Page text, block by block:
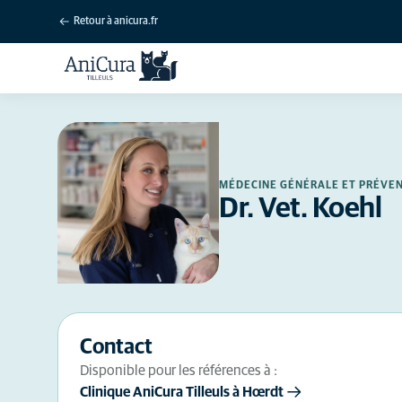
Retour à anicura.fr
MÉDECINE GÉNÉRALE ET
Dr. Vet. Koehl
Contact
Disponible pour les références à :
Clinique AniCura Tilleuls à Hœrdt